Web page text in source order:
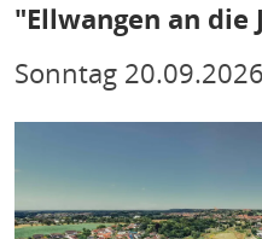
"Ellwangen an die
Sonntag 20.09.2026